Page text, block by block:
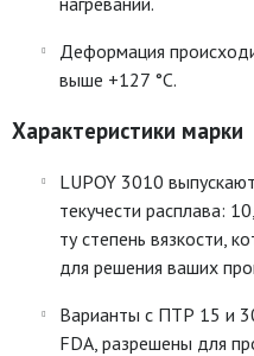
Деформация
выше +127 °C.
Характеристики марки
LUPOY 3010
текучести расплава:
ту степень вязкости,
для решения ваших
Варианты с ПТР 15 и
FDA, разрешены для